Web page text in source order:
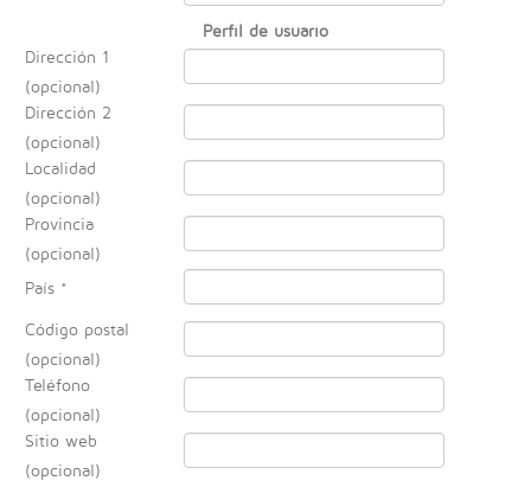
Perfil de usuario
Dirección 1
(opcional)
Dirección 2
(opcional)
Localidad
(opcional)
Provincia
(opcional)
País *
Código postal
(opcional)
Teléfono
(opcional)
Sitio web
(opcional)